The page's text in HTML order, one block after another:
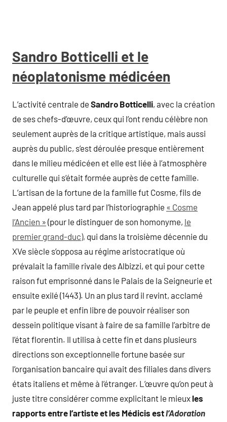
Sandro Botticelli et le
néoplatonisme médicéen
L’activité centrale de Sandro Botticelli, avec la création
de ses chefs-d’œuvre, ceux qui l’ont rendu célèbre non
seulement auprès de la critique artistique, mais aussi
auprès du public, s’est déroulée presque entièrement
dans le milieu médicéen et elle est liée à l’atmosphère
culturelle qui s’était formée auprès de cette famille.
L’artisan de la fortune de la famille fut Cosme, fils de
Jean appelé plus tard par l’historiographie « Cosme
l’Ancien » (pour le distinguer de son homonyme, le
premier grand-duc), qui dans la troisième décennie du
XVe siècle s’opposa au régime aristocratique où
prévalait la famille rivale des Albizzi, et qui pour cette
raison fut emprisonné dans le Palais de la Seigneurie et
ensuite exilé (1443). Un an plus tard il revint, acclamé
par le peuple et enfin libre de pouvoir réaliser son
dessein politique visant à faire de sa famille l’arbitre de
l’état florentin. Il utilisa à cette fin et dans plusieurs
directions son exceptionnelle fortune basée sur
l’organisation bancaire qui avait des filiales dans divers
états italiens et même à l’étranger. L’œuvre qu’on peut à
juste titre considérer comme explicitant le mieuxles
rapports entre l’artiste et les Médicis estl’Adoration